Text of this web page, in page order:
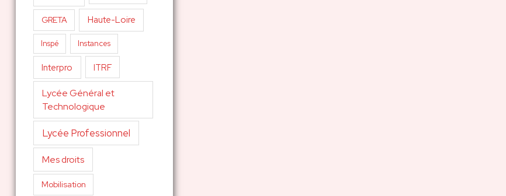
GRETA Haute-Loire
Inspé Instances
Interpro ITRF
Lycée Général et
Technologique
Lycée Professionnel
Mes droits
Mobilisation